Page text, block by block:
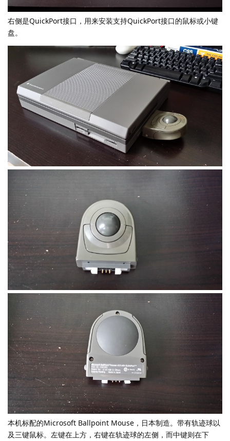
右侧是QuickPort接口，用来安装支持QuickPort接口的鼠标或小键
盘。
本机标配的Microsoft Ballpoint Mouse，日本制造。带有轨迹球以
及三键鼠标。左键在上方，右键在轨迹球的左侧，而中键则在下